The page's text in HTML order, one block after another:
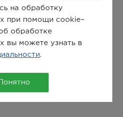
трубы профильной:
на обработку
при помощи cookie–
обработке
вы можете узнать в
.
Понятно